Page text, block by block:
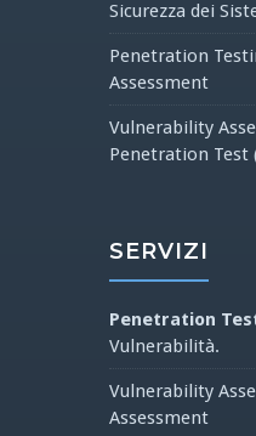
Sicurezza dei
Penetration
Assessment
Vulnerability
Penetration Test
SERVIZI
Penetration
Vulnerabilità.
Vulnerability
Assessment